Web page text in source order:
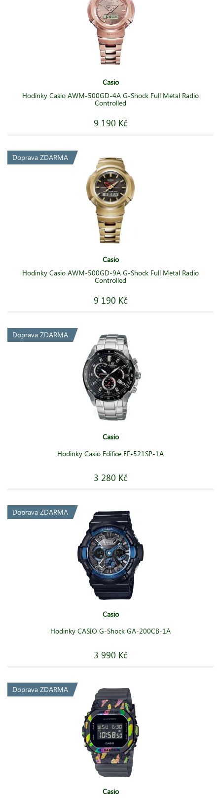
Casio
Hodinky Casio AWM-500GD-4A G-Shock Full Metal Radio
Controlled
9 190 Kč
Doprava ZDARMA
Casio
Hodinky Casio AWM-500GD-9A G-Shock Full Metal Radio
Controlled
9 190 Kč
Doprava ZDARMA
Casio
Hodinky Casio Edifice EF-521SP-1A
3 280 Kč
Doprava ZDARMA
Casio
Hodinky CASIO G-Shock GA-200CB-1A
3 990 Kč
Doprava ZDARMA
Casio